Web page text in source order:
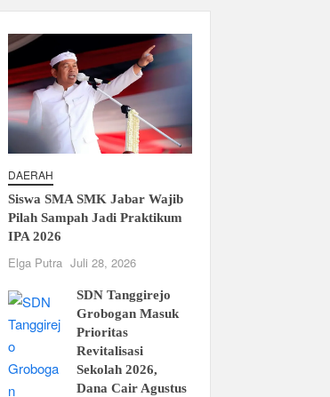
DAERAH
Siswa SMA SMK Jabar Wajib
Pilah Sampah Jadi Praktikum
IPA 2026
Elga Putra Juli 28, 2026
SDN Tanggirejo
Grobogan Masuk
Prioritas
Revitalisasi
Sekolah 2026,
Dana Cair Agustus